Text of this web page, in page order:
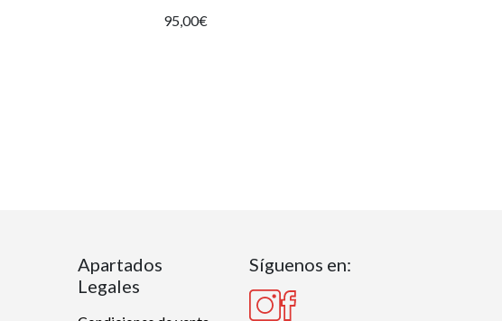
95,00€
Apartados
Legales
Síguenos en: